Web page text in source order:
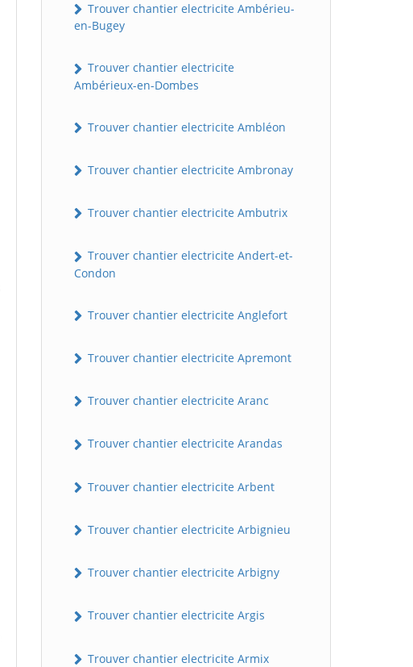
Trouver chantier electricite Ambérieu-
en-Bugey
Trouver chantier electricite
Ambérieux-en-Dombes
Trouver chantier electricite Ambléon
Trouver chantier electricite Ambronay
Trouver chantier electricite Ambutrix
Trouver chantier electricite Andert-et-
Condon
Trouver chantier electricite Anglefort
Trouver chantier electricite Apremont
Trouver chantier electricite Aranc
Trouver chantier electricite Arandas
Trouver chantier electricite Arbent
Trouver chantier electricite Arbignieu
Trouver chantier electricite Arbigny
Trouver chantier electricite Argis
Trouver chantier electricite Armix